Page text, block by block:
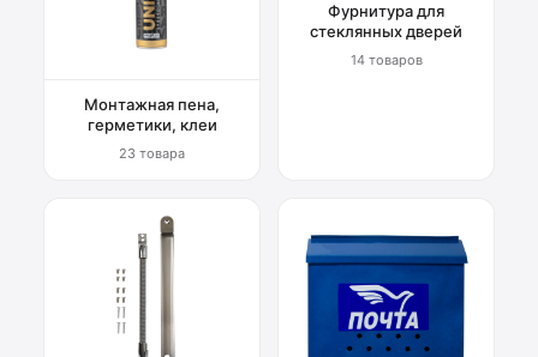
Монтажная пена,
герметики, клеи
23 товара
Фурнитура для
стеклянных дверей
14 товаров